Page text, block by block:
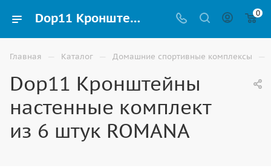
Dop11 Кронштейны настенные комплект из 6 штук ROMANA купить для шведских стенок и домашних спортивных комплексов в Волгограде 0
Главная — Каталог — Домашние спортивные комплексы —
Dop11 Кронштейны
настенные комплект
из 6 штук ROMANA